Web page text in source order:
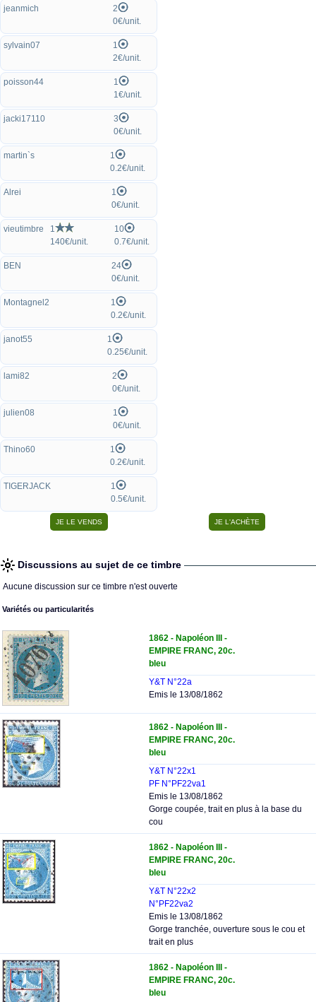
jeanmich
2
0€/unit.
sylvain07
1
2€/unit.
poisson44
1
1€/unit.
jacki17110
3
0€/unit.
martin`s
1
0.2€/unit.
Alrei
1
0€/unit.
vieutimbre
1
140€/unit.
10
0.7€/unit.
BEN
24
0€/unit.
Montagnel2
1
0.2€/unit.
janot55
1
0.25€/unit.
lami82
2
0€/unit.
julien08
1
0€/unit.
Thino60
1
0.2€/unit.
TIGERJACK
1
0.5€/unit.
Discussions au sujet de ce timbre
Aucune discussion sur ce timbre n'est ouverte
Variétés ou particularités
1862 - Napoléon III -
EMPIRE FRANC, 20c.
bleu
Y&T N°22a
Emis le 13/08/1862
1862 - Napoléon III -
EMPIRE FRANC, 20c.
bleu
Y&T N°22x1
PF N°PF22va1
Emis le 13/08/1862
Gorge coupée, trait en plus à la base du
cou
1862 - Napoléon III -
EMPIRE FRANC, 20c.
bleu
Y&T N°22x2
N°PF22va2
Emis le 13/08/1862
Gorge tranchée, ouverture sous le cou et
trait en plus
1862 - Napoléon III -
EMPIRE FRANC, 20c.
bleu